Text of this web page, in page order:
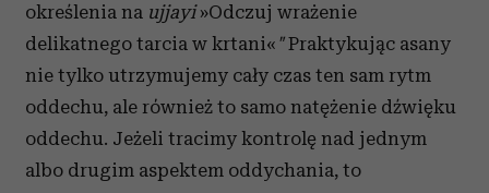
określenia na ujjayi»Odczuj wrażenie
delikatnego tarcia w krtani« "Praktykując asany
nie tylko utrzymujemy cały czas ten sam rytm
oddechu, ale również to samo natężenie dźwięku
oddechu. Jeżeli tracimy kontrolę nad jednym
albo drugim aspektem oddychania, to